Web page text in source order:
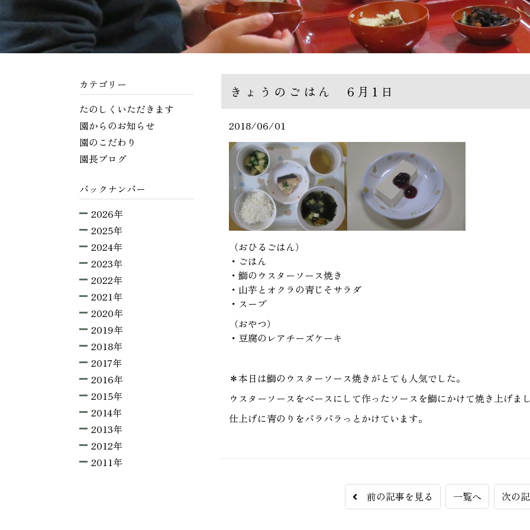
きょうのごはん 6月1日
2018/06/01
（おひるごはん）
・ごはん
・鰤のウスターソース焼き
・山芋とオクラの青じそサラダ
・スープ
（おやつ）
・豆腐のレアチーズケーキ
＊本日は鰤のウスターソース焼きがとても人気でした。
ウスターソースをベースにして作ったソースを鰤にかけて焼き上げまし
仕上げに青のりをパラパラっとかけています。
前の記事を見る 一覧へ 次の
カテゴリー
たのしくいただきます
園からのお知らせ
園のこだわり
園長ブログ
バックナンバー
2026年
2025年
2024年
2023年
2022年
2021年
2020年
2019年
2018年
2017年
2016年
2015年
2014年
2013年
2012年
2011年